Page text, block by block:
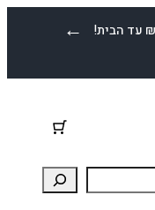
←